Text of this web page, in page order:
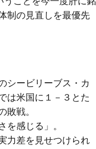
制の見直しを最優先
シービリーブス・カ
は米国に１－３とた
敗戦。
を感じる」。
力差を見せつけられ